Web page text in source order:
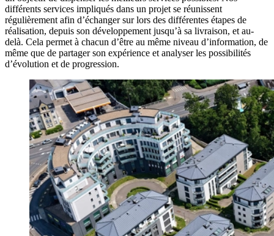
différents services impliqués dans un projet se réunissent
régulièrement afin d’échanger sur lors des différentes étapes de
réalisation, depuis son développement jusqu’à sa livraison, et au-
delà. Cela permet à chacun d’être au même niveau d’information, de
même que de partager son expérience et analyser les possibilités
d’évolution et de progression.